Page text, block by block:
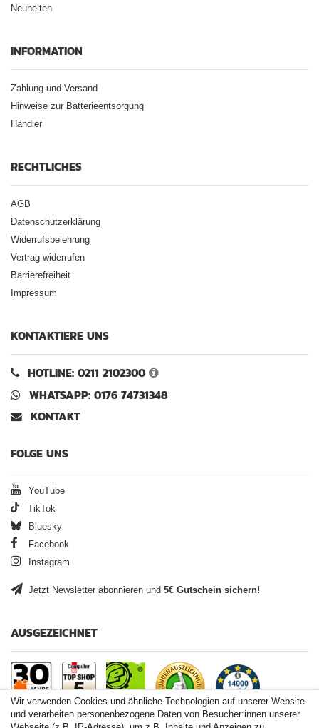
Neuheiten
INFORMATION
Zahlung und Versand
Hinweise zur Batterieentsorgung
Händler
RECHTLICHES
AGB
Datenschutzerklärung
Widerrufsbelehrung
Vertrag widerrufen
Barrierefreiheit
Impressum
KONTAKTIERE UNS
HOTLINE: 0211 2102300
WHATSAPP: 0176 74731348
KONTAKT
FOLGE UNS
YouTube
TikTok
Bluesky
Facebook
Instagram
Jetzt Newsletter abonnieren und 5€ Gutschein sichern!
AUSGEZEICHNET
Wir verwenden Cookies und ähnliche Technologien auf unserer Website
und verarbeiten personenbezogene Daten von Besucher:innen unserer